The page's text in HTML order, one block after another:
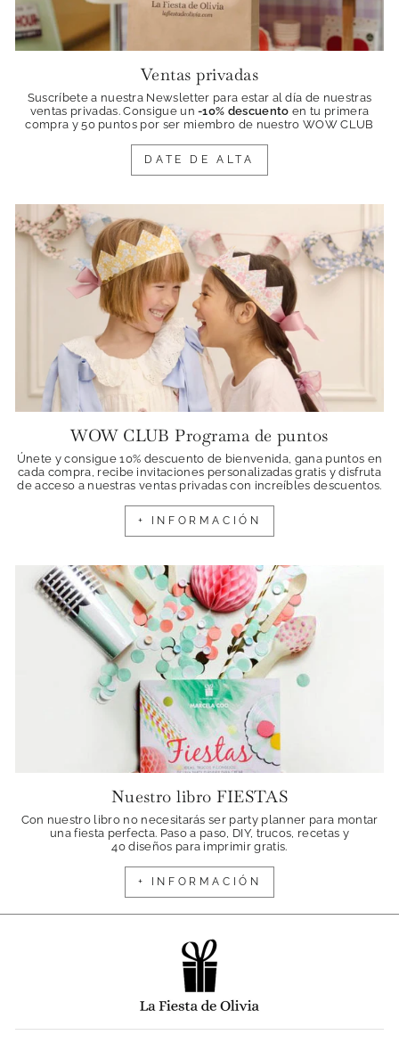
Ventas privadas
Suscríbete a nuestra Newsletter para estar al día de nuestras
ventas privadas. Consigue un -10% descuento en tu primera
compra y 50 puntos por ser miembro de nuestro WOW CLUB
DATE DE ALTA
WOW CLUB Programa de puntos
Únete y consigue 10% descuento de bienvenida, gana puntos en
cada compra, recibe invitaciones personalizadas gratis y disfruta
de acceso a nuestras ventas privadas con increíbles descuentos.
+ INFORMACIÓN
Nuestro libro FIESTAS
Con nuestro libro no necesitarás ser party planner para montar
una fiesta perfecta. Paso a paso, DIY, trucos, recetas y
40 diseños para imprimir gratis.
+ INFORMACIÓN